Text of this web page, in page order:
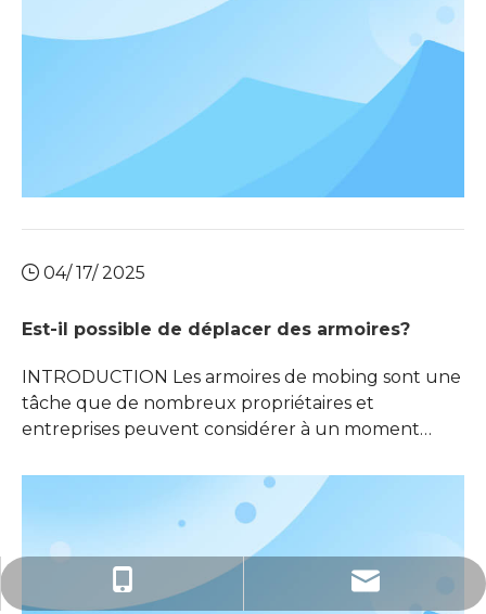
04/ 17/ 2025
Est-il possible de déplacer des armoires?
INTRODUCTION Les armoires de mobing sont une
tâche que de nombreux propriétaires et
entreprises peuvent considérer à un moment
la rénovation ou de la réorganisation de l'espace.
La question se pose: est-il possible de déplacer les
armoires? La réponse est affirmative, mais elle
implique une planification minutieuse, les bons
+ 86-136-9382-8307
sales@beidongfurniture.com